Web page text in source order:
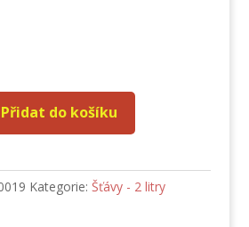
Přidat do košíku
Kategorie: Šťávy - 2 litry